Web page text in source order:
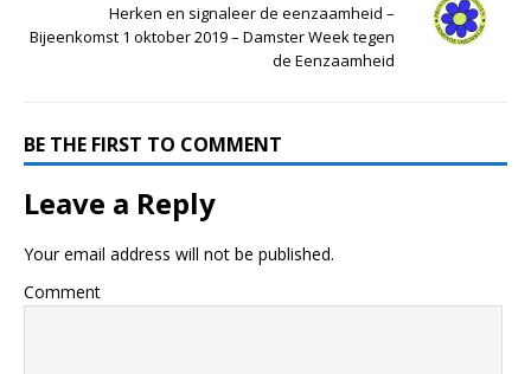
Herken en signaleer de eenzaamheid –
Bijeenkomst 1 oktober 2019 – Damster Week tegen
de Eenzaamheid
BE THE FIRST TO COMMENT
Leave a Reply
Your email address will not be published.
Comment